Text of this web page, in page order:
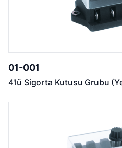
01-001
4'lü Sigorta Kutusu Grubu